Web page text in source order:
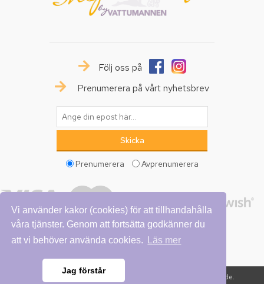
Vi använder kakor (cookies) för att tillhandahålla
våra tjänster. Genom att fortsätta godkänner du
att vi behöver använda cookies.
Läs mer
Jag förstår
Följ oss på
Prenumerera på vårt nyhetsbrev
Prenumerera Avprenumerera
Copyright © 2026 Vattumannen. Alla rättigheter reserverade.